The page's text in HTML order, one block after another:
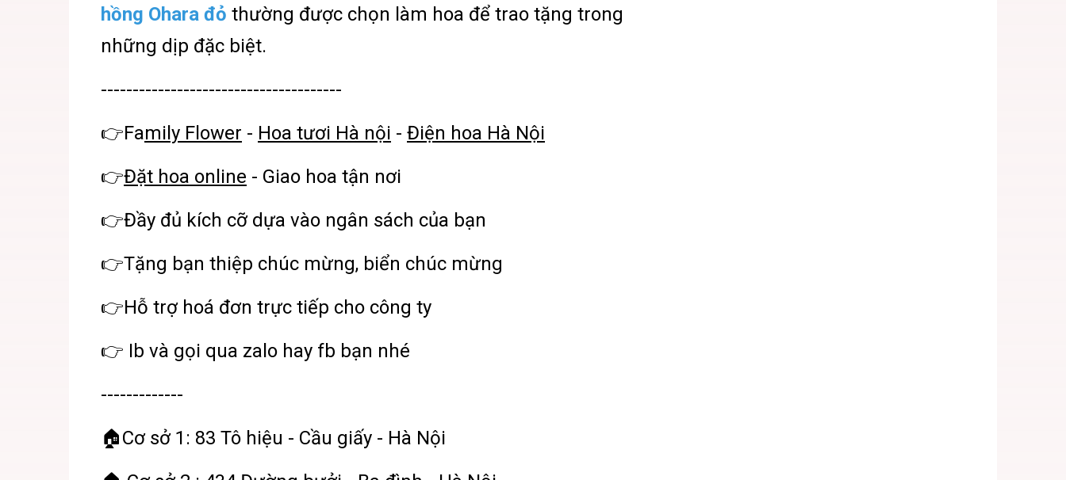
hồng Ohara đỏ thường được chọn làm hoa để trao tặng trong
những dịp đặc biệt.
--------------------------------------
👉Family Flower - Hoa tươi Hà nội - Điện hoa Hà Nội
👉Đặt hoa online - Giao hoa tận nơi
👉Đầy đủ kích cỡ dựa vào ngân sách của bạn
👉Tặng bạn thiệp chúc mừng, biển chúc mừng
👉Hỗ trợ hoá đơn trực tiếp cho công ty
👉 Ib và gọi qua zalo hay fb bạn nhé
-------------
🏠Cơ sở 1: 83 Tô hiệu - Cầu giấy - Hà Nội